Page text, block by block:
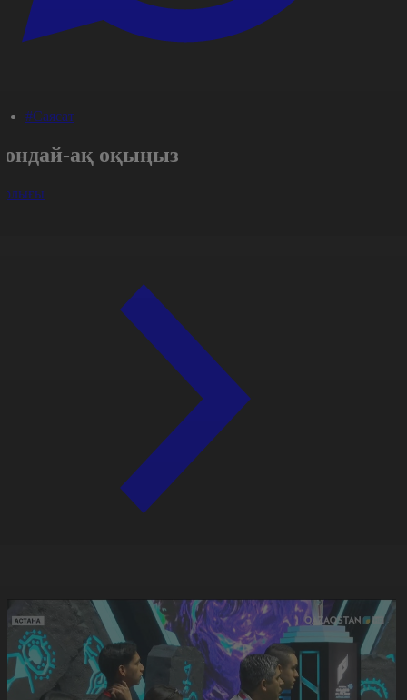
#Саясат
ақ оқыңыз